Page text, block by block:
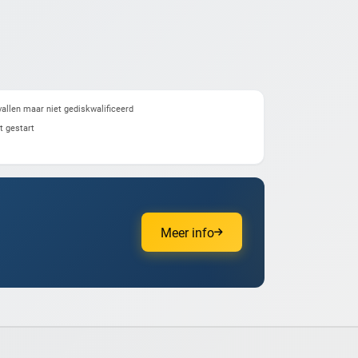
maar niet gediskwalificeerd
gestart
Meer info